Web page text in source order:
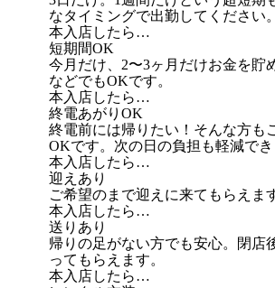
なタイミングで出勤してください。
本入店したら…
短期間OK
今月だけ、2〜3ヶ月だけお金を貯
などでもOKです。
本入店したら…
終電あがりOK
終電前には帰りたい！そんな方も
OKです。次の日の負担も軽減でき
本入店したら…
迎えあり
ご希望のまで迎えに来てもらえま
本入店したら…
送りあり
帰りの足がない方でも安心。閉店
ってもらえます。
本入店したら…